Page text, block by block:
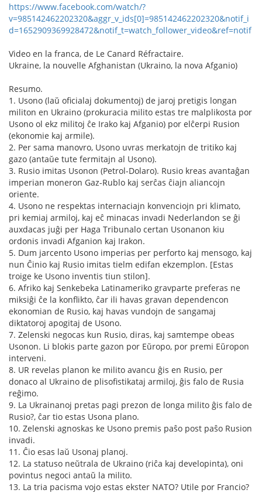
https://www.facebook.com/watch/?
v=985142462202320&aggr_v_ids[0]=985142462202320&notif_i
d=1652909369928472&notif_t=watch_follower_video&ref=notif
Video en la franca, de Le Canard Réfractaire.
Ukraine, la nouvelle Afghanistan (Ukraino, la nova Afganio)
Resumo.
1. Usono (laŭ oficialaj dokumentoj) de jaroj pretigis longan
militon en Ukraino (prokuracia milito estas tre malplikosta por
Usono ol ekz militoj ĉe Irako kaj Afganio) por elĉerpi Rusion
(ekonomie kaj armile).
2. Per sama manovro, Usono uvras merkatojn de tritiko kaj
gazo (antaŭe tute fermitajn al Usono).
3. Rusio imitas Usonon (Petrol-Dolaro). Rusio kreas avantaĝan
imperian moneron Gaz-Rublo kaj serĉas ĉiajn aliancojn
oriente.
4. Usono ne respektas internaciajn konvenciojn pri klimato,
pri kemiaj armiloj, kaj eĉ minacas invadi Nederlandon se ĝi
auxdacas juĝi per Haga Tribunalo certan Usonanon kiu
ordonis invadi Afganion kaj Irakon.
5. Dum jarcento Usono imperias per perforto kaj mensogo, kaj
nun Ĉinio kaj Rusio imitas tielm edifan ekzemplon. [Estas
troige ke Usono inventis tiun stilon].
6. Afriko kaj Senkebeka Latinameriko gravparte preferas ne
miksiĝi ĉe la konflikto, ĉar ili havas gravan dependencon
ekonomian de Rusio, kaj havas vundojn de sangamaj
diktatoroj apogitaj de Usono.
7. Zelenski negocas kun Rusio, diras, kaj samtempe obeas
Usonon. Li blokis parte gazon por Eŭropo, por premi Eŭropon
interveni.
8. UR revelas planon ke milito avancu ĝis en Rusio, per
donaco al Ukraino de plisofistikataj armiloj, ĝis falo de Rusia
reĝimo.
9. La Ukrainanoj pretas pagi prezon de longa milito ĝis falo de
Rusio?, ĉar tio estas Usona plano.
10. Zelenski agnoskas ke Usono premis paŝo post paŝo Rusion
invadi.
11. Ĉio esas laŭ Usonaj planoj.
12. La statuso neŭtrala de Ukraino (riĉa kaj developinta), oni
povintus negoci antaŭ la milito.
13. La tria pacisma vojo estas ekster NATO? Utile por Francio?